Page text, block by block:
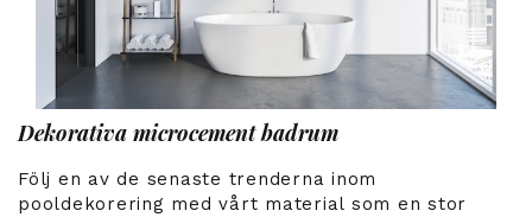
Dekorativa microcement badrum
Följ en av de senaste trenderna inom
pooldekorering med vårt material som en stor